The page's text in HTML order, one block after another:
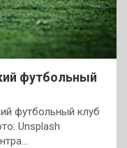
футбольный
футбольный клуб
Unsplash